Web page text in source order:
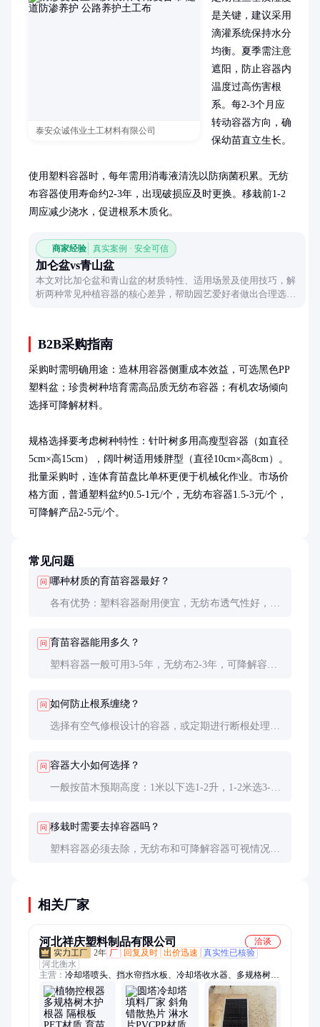
泰安众诚伟业土工材料有限公司
是关键，建议采用
滴灌系统保持水分
均衡。夏季需注意
遮阳，防止容器内
温度过高伤害根
系。每2-3个月应
转动容器方向，确
保幼苗直立生长。
使用塑料容器时，每年需用消毒液清洗以防病菌积累。无纺
布容器使用寿命约2-3年，出现破损应及时更换。移栽前1-2
周应减少浇水，促进根系木质化。
商家经验 真实案例 · 安全可信
加仑盆vs青山盆
本文对比加仑盆和青山盆的材质特性、适用场景及使用技巧，解
析两种常见种植容器的核心差异，帮助园艺爱好者做出合理选
B2B采购指南
采购时需明确用途：造林用容器侧重成本效益，可选黑色PP
塑料盆；珍贵树种培育需高品质无纺布容器；有机农场倾向
选择可降解材料。
规格选择要考虑树种特性：针叶树多用高瘦型容器（如直径
5cm×高15cm），阔叶树适用矮胖型（直径10cm×高8cm）。
批量采购时，连体育苗盘比单杯更便于机械化作业。市场价
格方面，普通塑料盆约0.5-1元/个，无纺布容器1.5-3元/个，
可降解产品2-5元/个。
常见问题
问 哪种材质的育苗容器最好？
各有优势：塑料容器耐用便宜，无纺布透气性好，可
问 育苗容器能用多久？
塑料容器一般可用3-5年，无纺布2-3年，可降解容器
问 如何防止根系缠绕？
选择有空气修根设计的容器，或定期进行断根处理。
问 容器大小如何选择？
一般按苗木预期高度：1米以下选1-2升，1-2米选3-5
问 移栽时需要去掉容器吗？
塑料容器必须去除，无纺布和可降解容器可视情况保
相关厂家
河北祥庆塑料制品有限公司
洽谈
2年 厂 回复及时 出价迅速
真实性已核验
河北衡水
主营： 冷却塔喷头、挡水帘挡水板、冷却塔收水器、多规格树木
护根器、三盘式喷溅装置、凉水塔散热胶片、冷却塔填料